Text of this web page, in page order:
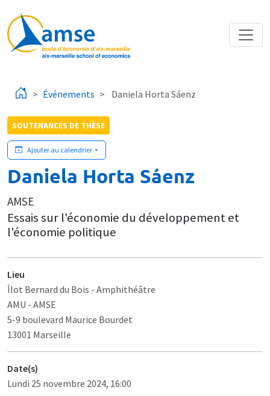
Événements Daniela Horta Sáenz
SOUTENANCES DE THÈSE
Ajouter au calendrier
Daniela Horta Sáenz
AMSE
Essais sur l'économie du développement et
l'économie politique
Lieu
Îlot Bernard du Bois - Amphithéâtre
AMU - AMSE
5-9 boulevard Maurice Bourdet
13001 Marseille
Date(s)
Lundi 25 novembre 2024, 16:00